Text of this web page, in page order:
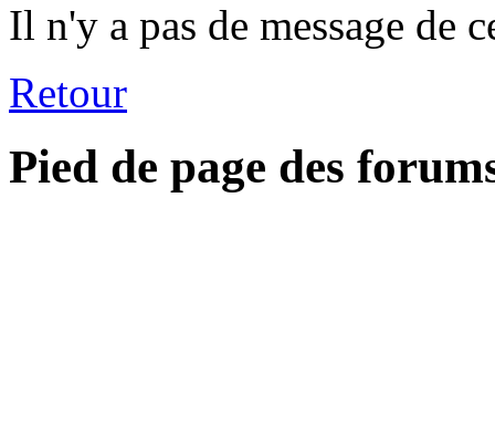
Il n'y a pas de message de
Retour
Pied de page des